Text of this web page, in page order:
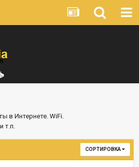
в Интернете. WiFi.
т.п.
СОРТИРОВКА